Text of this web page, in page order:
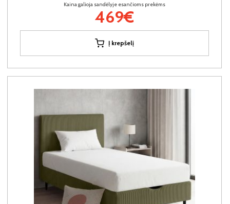
Kaina galioja sandėlyje esančioms prekėms
469€
Į krepšelį